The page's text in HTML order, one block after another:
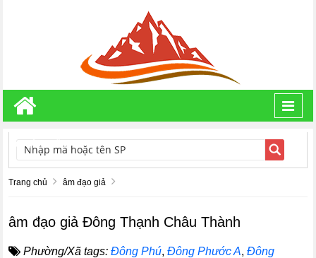
TÌM KIẾM
Trang chủ âm đạo giả
âm đạo giả Đông Thạnh Châu Thành
Phường/Xã tags: Đông Phú,Đông Phước A,Đông